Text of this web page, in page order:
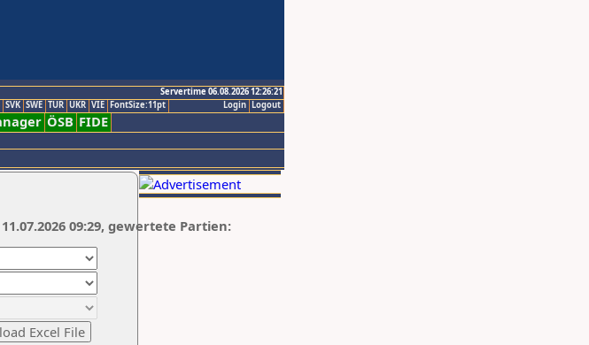
Servertime 06.08.2026 12:26:21
Logout
Login
SVK SWE TUR UKR VIE FontSize:11pt
ÖSB FIDE
09:29, gewertete Partien: